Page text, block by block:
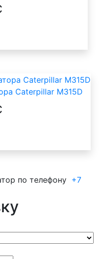
Caterpillar M315D
по телефону +7